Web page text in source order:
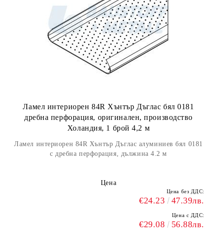
Ламел интериорен 84R Хънтър Дъглас бял 0181
дребна перфорация, оригинален, производство
Холандия, 1 брой 4,2 м
Ламел интериорен 84R Хънтър Дъглас алуминиев бял 0181
с дребна перфорация, дължина 4.2 м
Цена
Цена без ДДС:
€24.23 47.39лв.
Цена с ДДС:
€29.08 56.88лв.